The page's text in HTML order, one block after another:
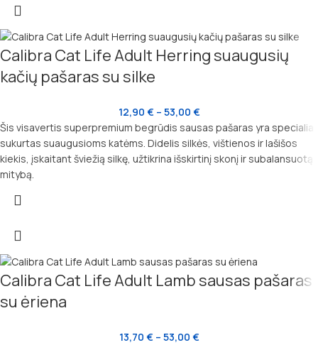
Calibra Cat Life Adult Herring suaugusių
kačių pašaras su silke
12,90 € – 53,00 €
Šis visavertis superpremium begrūdis sausas pašaras yra specialiai
sukurtas suaugusioms katėms. Didelis silkės, vištienos ir lašišos
kiekis, įskaitant šviežią silkę, užtikrina išskirtinį skonį ir subalansuotą
mitybą.
Calibra Cat Life Adult Lamb sausas pašaras
su ėriena
13,70 € – 53,00 €